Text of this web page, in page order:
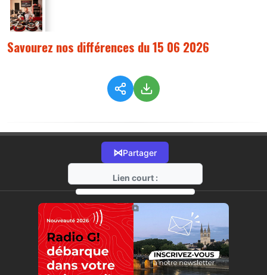
Savourez nos différences du 15 06 2026
⋈Partager
Lien court :
https://radio-g.fr?22262
⧉